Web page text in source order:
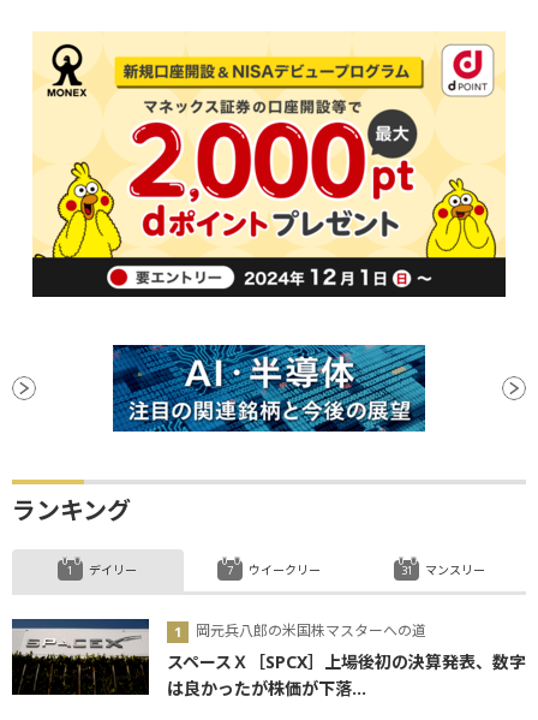
ランキング
デイリー
岡元兵八郎の米国株マスターへの道
スペースＸ［SPCX］上場後初の決算発表、数字
は良かったが株価が下落...
ウイークリー マンスリー